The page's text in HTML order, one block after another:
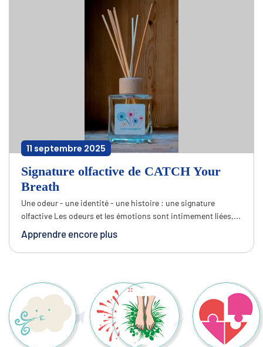
11 septembre 2025
Signature olfactive de CATCH Your
Breath
Une odeur - une identité - une histoire : une signature
olfactive Les odeurs et les émotions sont intimement liées,...
Apprendre encore plus